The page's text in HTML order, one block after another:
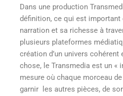
Dans une production
définition, ce qui est important
narration et sa richesse à
plusieurs plateformes
création d’un univers
chose, le Transmedia est un «
mesure où chaque morceau
garnir les autres pièces, de